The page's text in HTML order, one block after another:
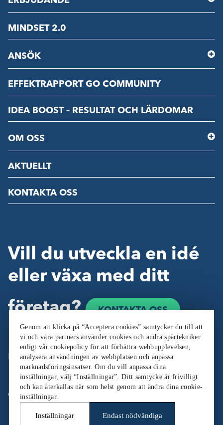
MINDSET 2.0
ANSÖK
EFFEKTRAPPORT GO COMMUNITY
IDEA BOOST – RESULTAT OCH LÄRDOMAR
OM OSS
AKTUELLT
KONTAKTA OSS
Vill du utveckla en idé
eller växa med ditt
företag?
KONTAKTA OSS
Följ oss:
Cookieinställningar
Genom att klicka på “Acceptera cookies” samtycker du till att
vi och våra partners använder cookies och andra spårtekniker
enligt vår cookiepolicy för att förbättra webbupplevelsen,
analysera användningen av webbplatsen och anpassa
marknadsföringsinsatser. Om du vill anpassa dina
inställningar, välj “Inställningar”. Ditt samtycke är frivilligt
och kan återkallas när som helst genom att ändra dina cookie-
inställningar.
Inställningar Endast nödvändiga